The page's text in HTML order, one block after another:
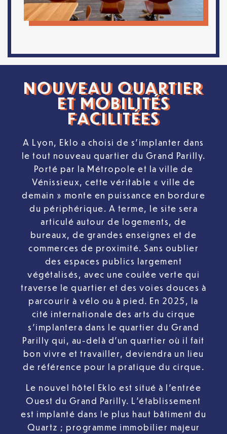
NOUVEAU QUARTIER
ET MOBILITÉS
FACILITÉES
A Lyon, Eklo a choisi de s’implanter dans
le tout nouveau quartier du Grand Parilly.
Porté par la Métropole et la ville de
Vénissieux, cette véritable « ville de
demain » monte en puissance en bordure
du périphérique. A terme, le site sera
articulé autour de logements, de
bureaux, de grandes enseignes et de
commerces de proximité. Sans oublier
des espaces publics largement
végétalisés, avec une coulée verte qui
traverse le quartier et des voies douces à
parcourir à vélo ou à pied. En 2025, la
cité internationale des arts du cirque
s’implantera dans le quartier du Grand
Parilly qui, au-delà d’un quartier où il fait
bon vivre et travailler, deviendra un lieu
de référence pour la pratique du cirque.
Le nouvel hôtel Eklo est situé à l’entrée
Ouest du Grand Parilly. L’établissement
est implanté dans le plus haut bâtiment du
Quartz ; programme immobilier majeur